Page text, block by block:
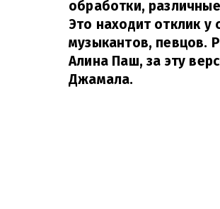
обработки,
Это находит отклик у
музыкантов, певцов.
Алина Паш, за эту
Джамала.